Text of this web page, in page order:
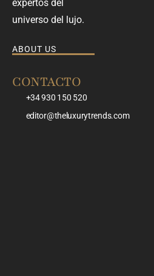
expertos del
universo del lujo.
ABOUT US
CONTACTO
+34 930 150 520
editor@theluxurytrends.com